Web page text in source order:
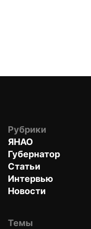
Рубрики
ЯНАО
Губернатор
Статьи
Интервью
Новости
Темы